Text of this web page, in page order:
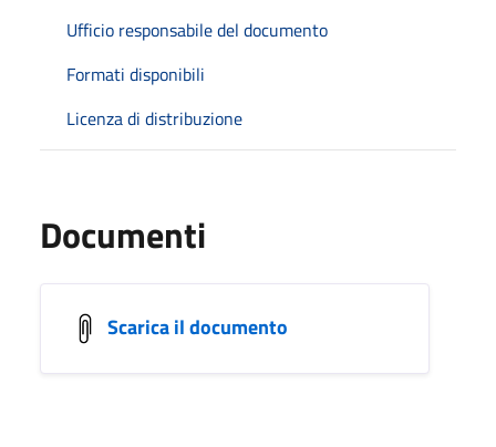
Ufficio responsabile del documento
Formati disponibili
Licenza di distribuzione
Documenti
Scarica il documento